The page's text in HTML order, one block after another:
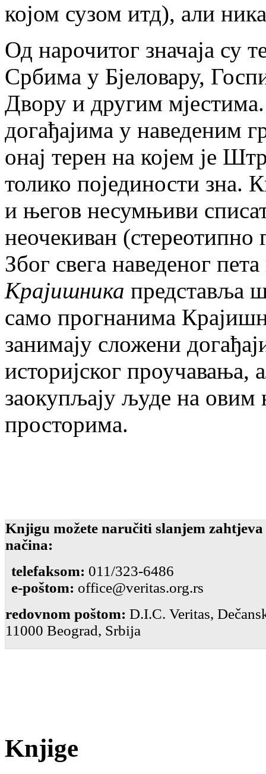
којом сузом итд), али
Од нарочитог значаја су
Србима у Бјеловару,
Двору и другим
догађајима у наведеним
онај терен на којем је
толико појединости зна.
и његов несумњиви
неочекиван (стереотипно
Због свега наведеног
Крајишника представља
само прогнанима
занимају сложени
историјског
заокупљају људе на
просторима.
Knjigu možete naručiti slanjem zahtjeva
načina:
telefaksom: 011/323-6486
e-poštom: office@veritas.org.rs
redovnom poštom: D.I.C. Veritas,
11000 Beograd, Srbija
Knjige